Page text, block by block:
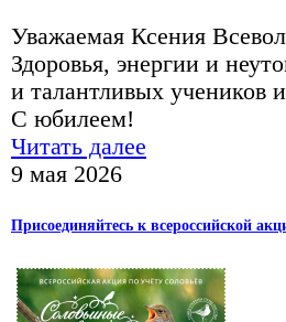
Уважаемая Ксения
Здоровья, энергии и
и талантливых учеников
С юбилеем!
Читать далее
9 мая 2026
Присоединяйтесь к всероссийской